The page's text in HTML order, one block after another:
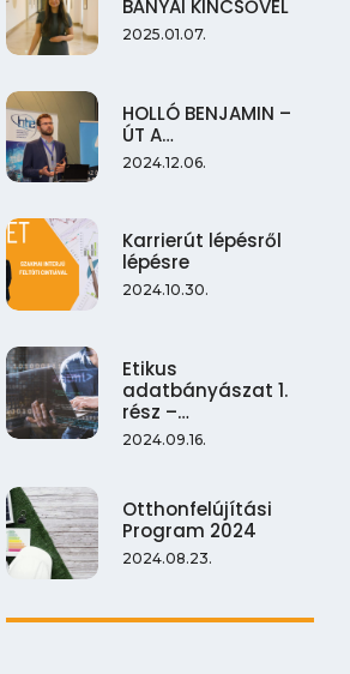
BÁNYAI KINCSŐVEL
2025.01.07.
HOLLÓ BENJAMIN –
ÚT A…
2024.12.06.
Karrierút lépésről
lépésre
2024.10.30.
Etikus
adatbányászat 1.
rész –…
2024.09.16.
Otthonfelújítási
Program 2024
2024.08.23.